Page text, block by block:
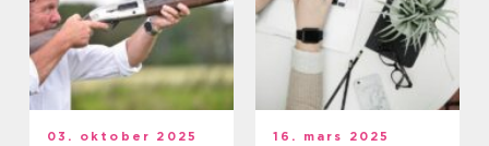
03. oktober 2025 16. mars 2025